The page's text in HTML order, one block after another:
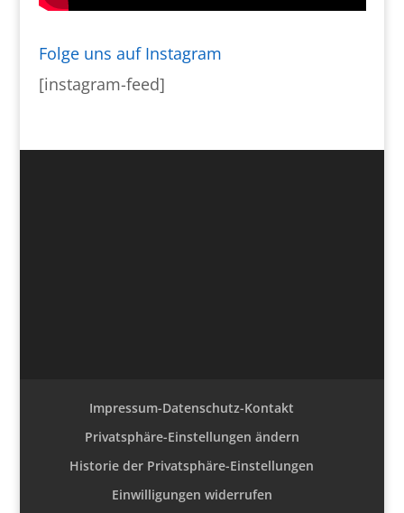
Folge uns auf Instagram
[instagram-feed]
Impressum-Datenschutz-Kontakt
Privatsphäre-Einstellungen ändern
Historie der Privatsphäre-Einstellungen
Einwilligungen widerrufen